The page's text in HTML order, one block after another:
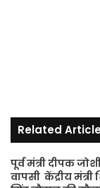
Related
पूर्व मंत्री दीपक
वापसी केंद्रीय मंत्री